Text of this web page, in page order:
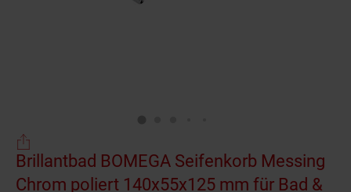
Brillantbad BOMEGA Seifenkorb Messing
Chrom poliert 140x55x125 mm für Bad &